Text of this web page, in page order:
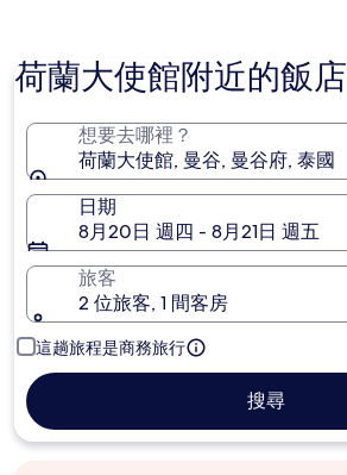
荷蘭大使館附近的飯店
想要去哪裡？
荷蘭大使館, 曼谷, 曼谷府, 泰國
日期
8月20日 週四 - 8月21日 週五
旅客
2 位旅客, 1 間客房
這趟旅程是商務旅行
搜尋